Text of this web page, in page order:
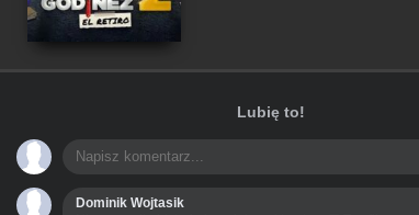
Lubię to!
Dominik Wojtasik